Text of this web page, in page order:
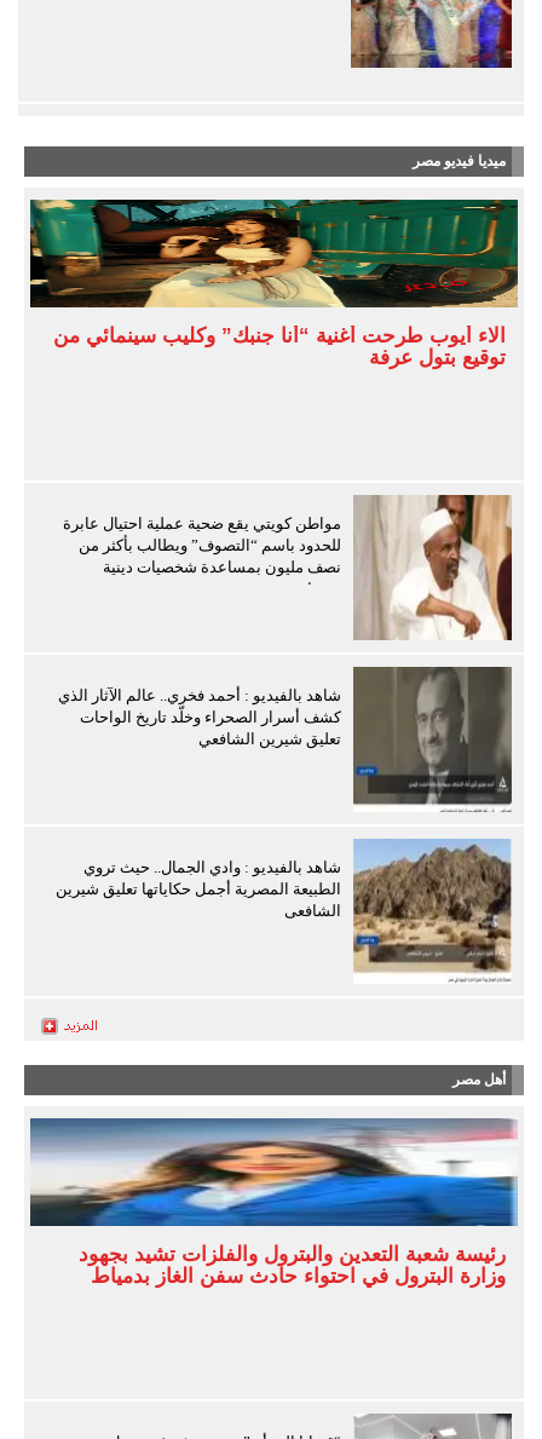
ميديا فيديو مصر
آلاء أيوب طرحت أغنية “أنا جنبك” وكليب سينمائي من
توقيع بتول عرفة
مواطن كويتي يقع ضحية عملية احتيال عابرة
للحدود باسم “التصوف” ويطالب بأكثر من
نصف مليون بمساعدة شخصيات دينية
سودانية
شاهد بالفيديو : أحمد فخري.. عالم الآثار الذي
كشف أسرار الصحراء وخلّد تاريخ الواحات
تعليق شيرين الشافعي
شاهد بالفيديو : وادي الجمال.. حيث تروي
الطبيعة المصرية أجمل حكاياتها تعليق شيرين
الشافعى
أهل مصر
رئيسة شعبة التعدين والبترول والفلزات تشيد بجهود
وزارة البترول في احتواء حادث سفن الغاز بدمياط